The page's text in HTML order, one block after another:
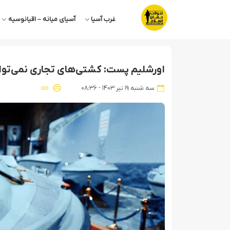
غرب آسیا آسیای میانه – اقیانوسیه
اورشلیم پست: کشتی‌های تجاری
سه شنبه ۱۹ تیر ۱۴۰۳ - ۰۸:۳۶